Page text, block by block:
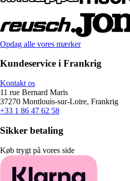
Opdag alle vores mærker
Kundeservice i Frankrig
Kontakt os
11 rue Bernard Maris
37270 Montlouis-sur-Loire, Frankrig
+33 1 86 47 62 58
Sikker betaling
Køb trygt på vores side